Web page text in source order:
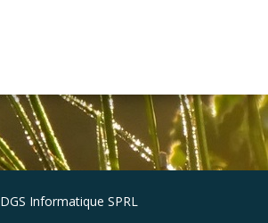
DGS Informatique SPRL